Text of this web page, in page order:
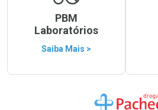
PBM
Laboratórios
Saiba Mais >
Ir para a Home